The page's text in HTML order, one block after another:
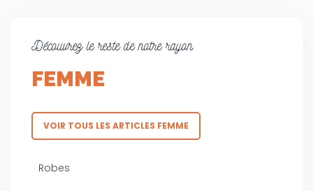
Découvrez le reste de notre rayon
FEMME
VOIR TOUS LES ARTICLES FEMME
Robes